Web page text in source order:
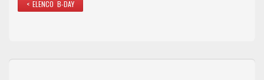
< ELENCO B-DAY